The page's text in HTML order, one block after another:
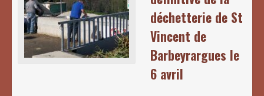
déchetterie de St
Vincent de
Barbeyrargues le
6 avril